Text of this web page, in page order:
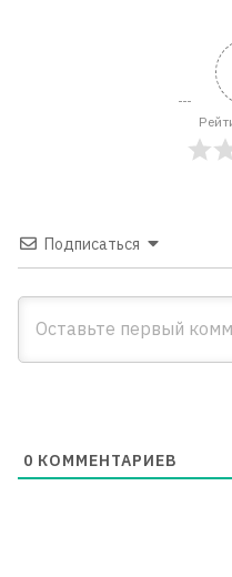
Подписаться
0 КОММЕНТАРИЕВ